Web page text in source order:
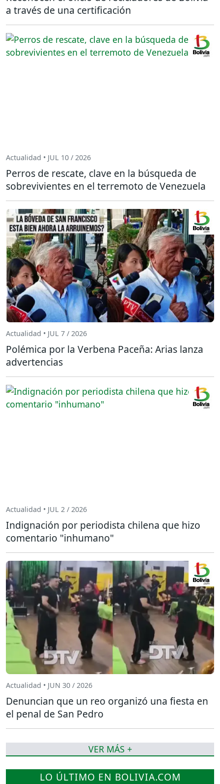
LO ÚLTIMO EN BOLIVIA.COM
a través de una certificación
Actualidad • JUL 10 / 2026
Perros de rescate, clave en la búsqueda de
sobrevivientes en el terremoto de Venezuela
Actualidad • JUL 7 / 2026
Polémica por la Verbena Paceña: Arias lanza
advertencias
Actualidad • JUL 2 / 2026
Indignación por periodista chilena que hizo
comentario "inhumano"
Actualidad • JUN 30 / 2026
Denuncian que un reo organizó una fiesta en
el penal de San Pedro
VER MÁS +